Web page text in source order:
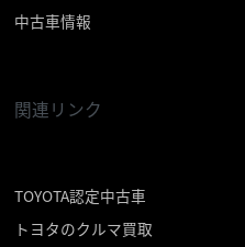
中古車情報
関連リンク
TOYOTA認定中古車
トヨタのクルマ買取